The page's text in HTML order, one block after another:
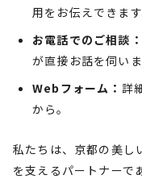
用をお伝えできます
お電話でのご相談：
が直接お話を伺いま
Webフォーム： 詳
から。
私たちは、京都の美し
を支えるパートナーで